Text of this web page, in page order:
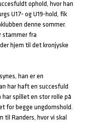
ophold, hvor han
U17- og U19-hold, fik
denne sommer.
stammer fra
hjem til det kronjyske
han er en
har haft en succesfuld
spillet en stor rolle på
for begge ungdomshold.
til Randers, hvor vi skal